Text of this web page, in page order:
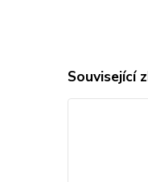
Související